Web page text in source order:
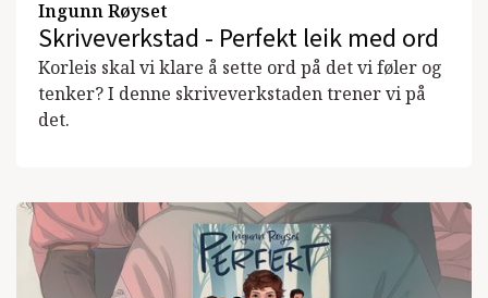
Ingunn Røyset
Skriveverkstad - Perfekt leik med ord
Korleis skal vi klare å sette ord på det vi føler og
tenker? I denne skriveverkstaden trener vi på
det.